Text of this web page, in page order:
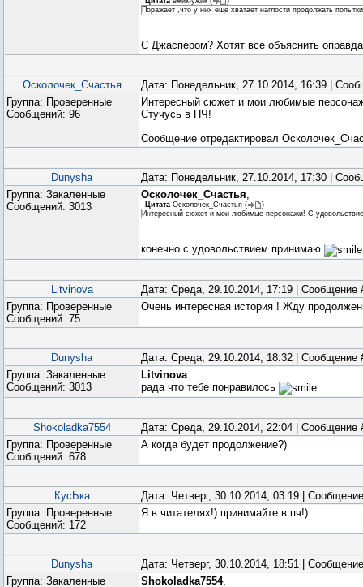
Поражает ,что у них еще хватает наглости продолжать
С Джаспером? Хотят все объяснить
Осколочек_Счастья
Дата: Понедельник, 27.10.2014, 16:39 |
Группа: Проверенные
Сообщений: 96
Интересный сюжет и мои любимые
Стучусь в ПЧ!
Сообщение отредактировал
Dunysha
Дата: Понедельник, 27.10.2014, 17:30 |
Группа: Закаленные
Сообщений: 3013
Осколочек_Счастья,
Цитата Осколочек_Счастья (
)
Интересный сюжет и мои любимые персонажи! С
конечно с удовольствием принимаю
Litvinova
Дата: Среда, 29.10.2014, 17:19 | Сообщение
Группа: Проверенные
Сообщений: 75
Очень интересная история ! Жду
Dunysha
Дата: Среда, 29.10.2014, 18:32 | Сообщение
Группа: Закаленные
Сообщений: 3013
Litvinova
рада что тебе понравилось
Shokoladka7554
Дата: Среда, 29.10.2014, 22:04 | Сообщение
Группа: Проверенные
Сообщений: 678
А когда будет продолжение?)
КусЬка
Дата: Четверг, 30.10.2014, 03:19 |
Группа: Проверенные
Сообщений: 172
Я в читателях!) принимайте в пч!)
Dunysha
Дата: Четверг, 30.10.2014, 18:51 |
Группа: Закаленные
Shokoladka7554,